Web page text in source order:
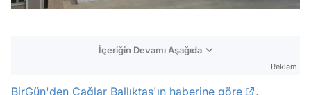
İçeriğin Devamı Aşağıda
Reklam
BirGün'den Çağlar Ballıktaş'ın haberine göre
,